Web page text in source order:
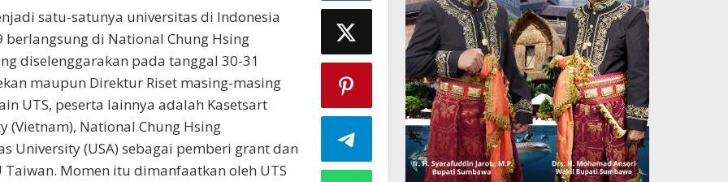
satu-satunya universitas di Indonesia
di National Chung Hsing
diselenggarakan pada tanggal 30-31
maupun Direktur Riset masing-masing
UTS, peserta lainnya adalah Kasetsart
(Vietnam), National Chung Hsing
University (USA) sebagai pemberi grant dan
Momen itu dimanfaatkan oleh UTS